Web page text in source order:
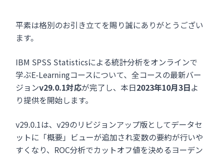
平素は格別のお引き立てを賜り誠にありがとうござい
ます。
IBM SPSS Statisticsによる統計分析をオンラインで
学ぶE-Learningコースについて、全コースの最新バー
ジョンv29.0.1対応が完了し、本日2023年10月3日よ
り提供を開始します。
v29.0.1は、v29のリビジョンアップ版としてデータセ
ットに「概要」ビューが追加され変数の要約が行いや
すくなり、ROC分析でカットオフ値を決めるヨーデン